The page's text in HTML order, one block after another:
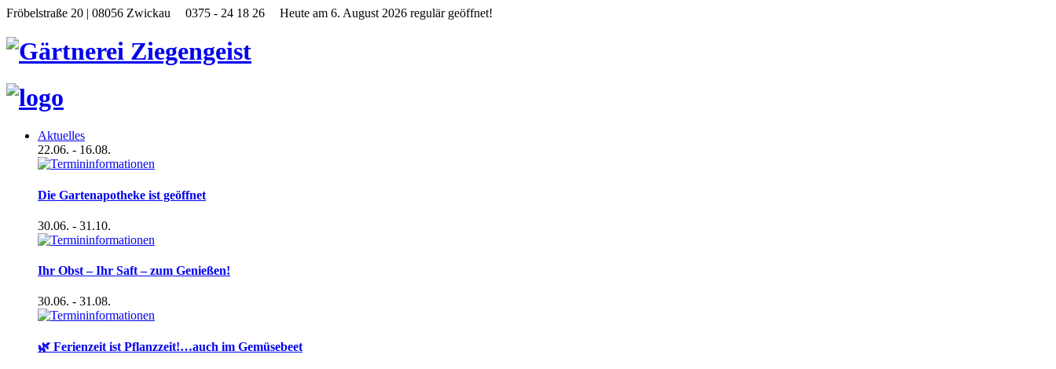
Fröbelstraße 20 | 08056 Zwickau 0375 - 24 18 26 Heute am 6. August 2026 regulär geöffnet!
Aktuelles
22.06. - 16.08.
Die Gartenapotheke ist geöffnet
30.06. - 31.10.
Ihr Obst – Ihr Saft – zum Genießen!
30.06. - 31.08.
🌿 Ferienzeit ist Pflanzzeit!…auch im Gemüsebeet